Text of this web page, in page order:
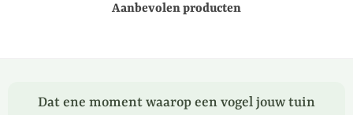
Aanbevolen producten
Dat ene moment waarop een vogel jouw tuin